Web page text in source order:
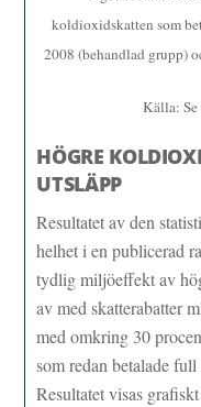
koldioxidskatten som
2008 (behandlad grupp)
Källa: Se
HÖGRE
UTSLÄPP
Resultatet av den
helhet i en publicerad
tydlig miljöeffekt av
av med skatterabatter
med omkring 30
som redan betalade
Resultatet visas